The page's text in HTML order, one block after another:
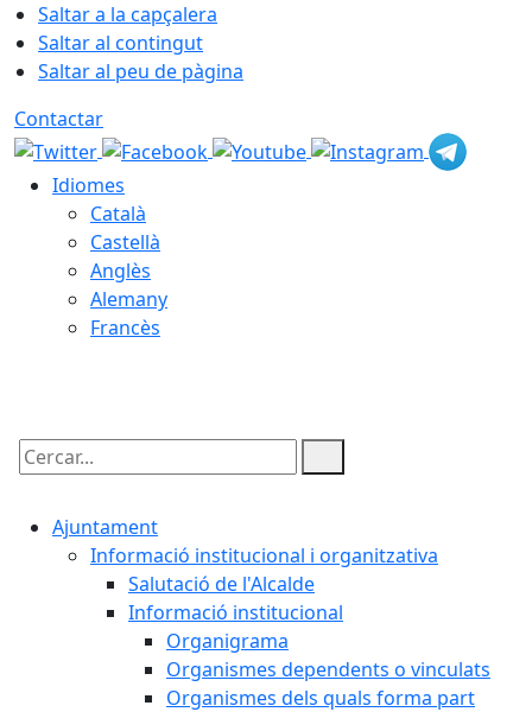
Saltar a la capçalera
Saltar al contingut
Saltar al peu de pàgina
Contactar
Idiomes
Català
Castellà
Anglès
Alemany
Francès
Cercar:
Ajuntament
Informació institucional i organitzativa
Salutació de l'Alcalde
Informació institucional
Organigrama
Organismes dependents o vinculats
Organismes dels quals forma part